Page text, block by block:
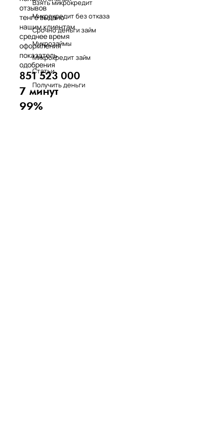
Взять микрокредит
Микрокредит без отказа
Срочно деньги займ
Микрозаймы
Микрокредит займ
Статьи
Получить деньги
отзывов
тенге выдано
нашим клиентам
среднее время
оформления
показатель
одобрения
851 523 000
7 минут
99%